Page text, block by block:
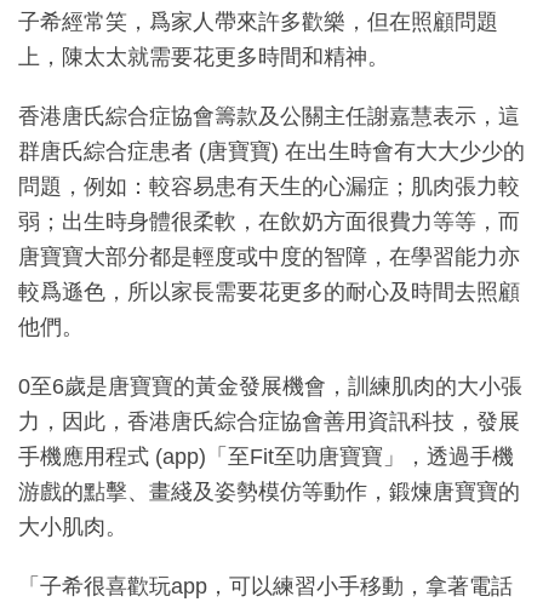
子希經常笑，爲家人帶來許多歡樂，但在照顧問題
上，陳太太就需要花更多時間和精神。
香港唐氏綜合症協會籌款及公關主任謝嘉慧表示，這
群唐氏綜合症患者 (唐寶寶) 在出生時會有大大少少的
問題，例如：較容易患有天生的心漏症；肌肉張力較
弱；出生時身體很柔軟，在飲奶方面很費力等等，而
唐寶寶大部分都是輕度或中度的智障，在學習能力亦
較爲遜色，所以家長需要花更多的耐心及時間去照顧
他們。
0至6歲是唐寶寶的黃金發展機會，訓練肌肉的大小張
力，因此，香港唐氏綜合症協會善用資訊科技，發展
手機應用程式 (app)「至Fit至叻唐寶寶」，透過手機
游戲的點擊、畫綫及姿勢模仿等動作，鍛煉唐寶寶的
大小肌肉。
「子希很喜歡玩app，可以練習小手移動，拿著電話